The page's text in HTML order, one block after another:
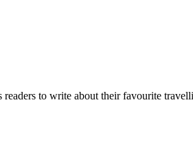
to write about their favourite